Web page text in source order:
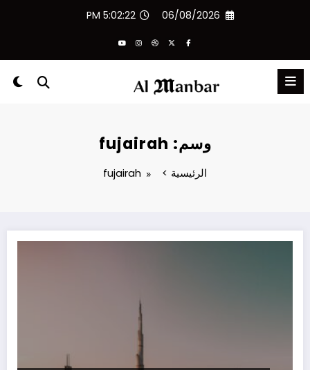
06/08/2026
5:02:22 PM
وسم: fujairah
الرئيسية fujairah